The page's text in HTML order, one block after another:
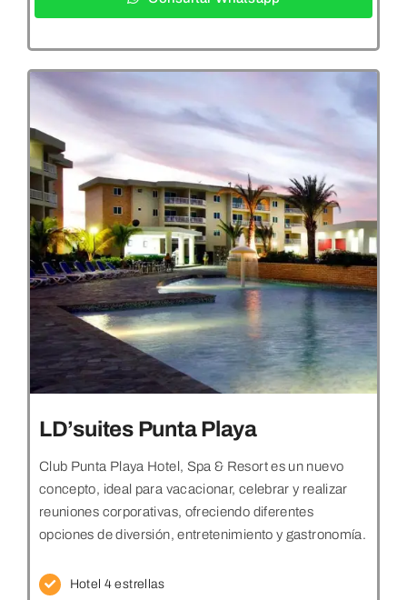
LD’suites Punta Playa
Club Punta Playa Hotel, Spa & Resort es un nuevo
concepto, ideal para vacacionar, celebrar y realizar
reuniones corporativas, ofreciendo diferentes
opciones de diversión, entretenimiento y gastronomía.
Hotel 4 estrellas